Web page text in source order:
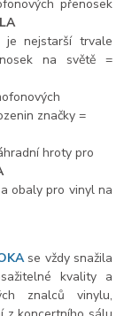
přenosek
je nejstarší trvale
na světě =
značky =
hroty pro
obaly pro vinyl na
se vždy snažila
kvality a
znalců vinylu,